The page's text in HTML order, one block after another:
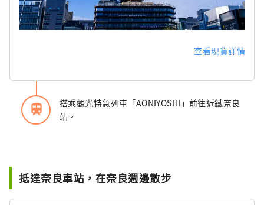
查看現貨詳情
train
搭乘觀光特急列車「AONIYOSHI」前往近鐵奈良
站。
抵達奈良車站，在奈良週邊散步